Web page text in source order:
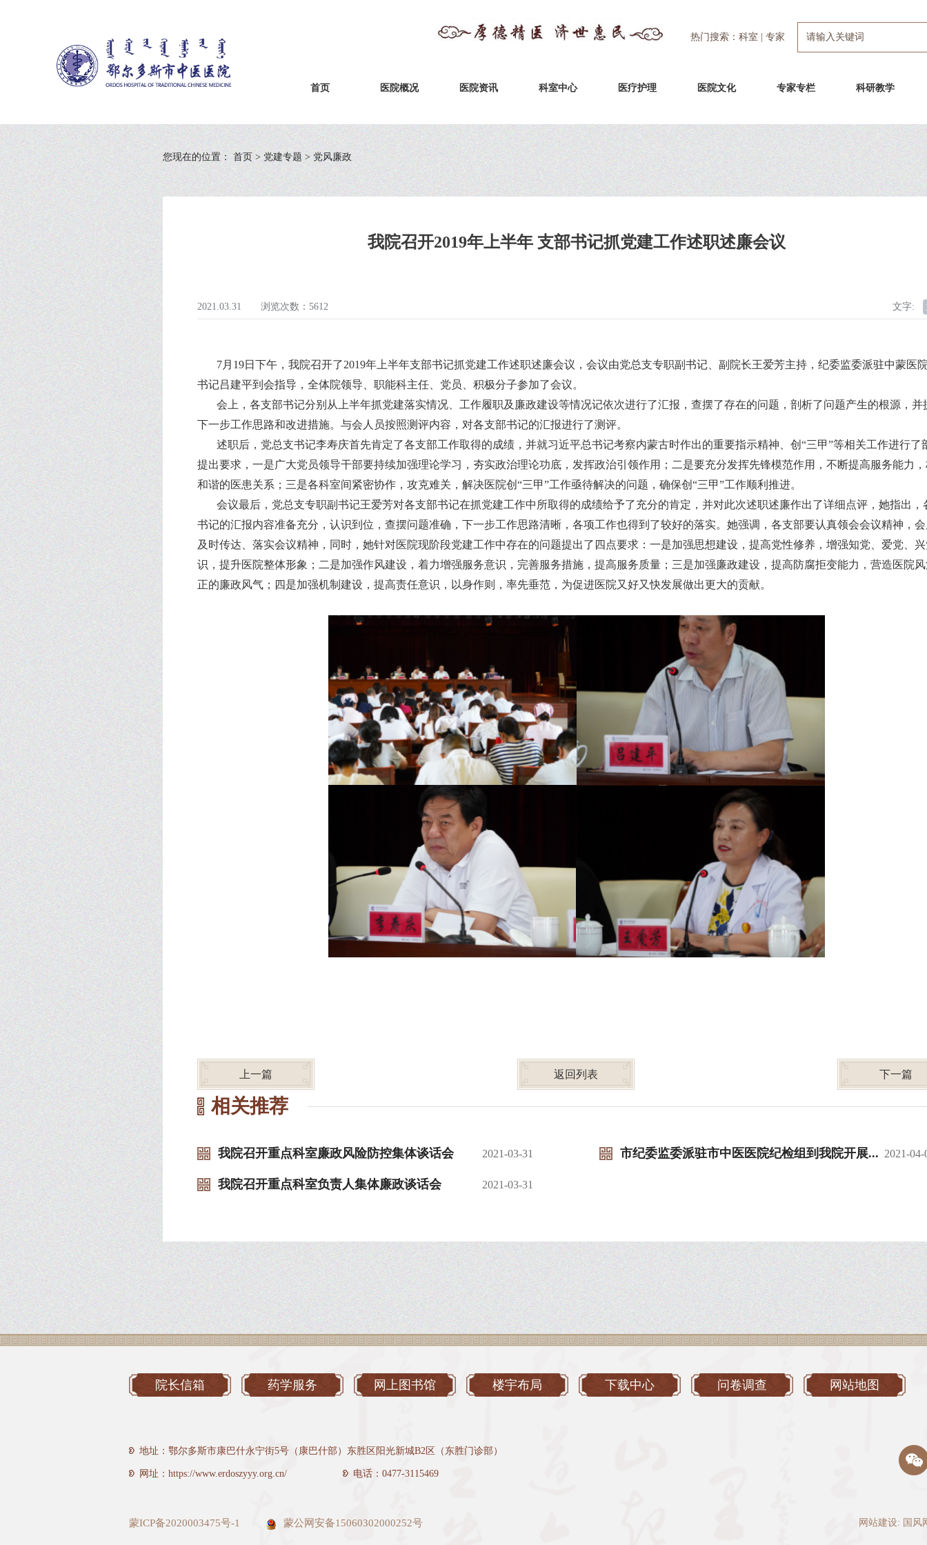
热门搜索： 科室 专家
首页 医院概况 医院资讯 科室中心 医疗护理 医院文化 专家专栏 科研教学
您现在的位置： 首页>党建专题 >党风廉政
我院召开2019年上半年 支部书记抓党建工作述职述廉会议
2021.03.31 浏览次数：5612 文字:
7月19日下午，我院召开了2019年上半年支部书记抓党建工作述职述廉会议，会议由党总支专职副书记、副院长王爱芳主持，纪委监委派驻中蒙医
书记吕建平到会指导，全体院领导、职能科主任、党员、积极分子参加了会议。
会上，各支部书记分别从上半年抓党建落实情况、工作履职及廉政建设等情况记依次进行了汇报，查摆了存在的问题，剖析了问题产生的根源，并
下一步工作思路和改进措施。与会人员按照测评内容，对各支部书记的汇报进行了测评。
述职后，党总支书记李寿庆首先肯定了各支部工作取得的成绩，并就习近平总书记考察内蒙古时作出的重要指示精神、创“三甲”等相关工作进行了
提出要求，一是广大党员领导干部要持续加强理论学习，夯实政治理论功底，发挥政治引领作用；二是要充分发挥先锋模范作用，不断提高服务能力
和谐的医患关系；三是各科室间紧密协作，攻克难关，解决医院创“三甲”工作亟待解决的问题，确保创“三甲”工作顺利推进。
会议最后，党总支专职副书记王爱芳对各支部书记在抓党建工作中所取得的成绩给予了充分的肯定，并对此次述职述廉作出了详细点评，她指出，
书记的汇报内容准备充分，认识到位，查摆问题准确，下一步工作思路清晰，各项工作也得到了较好的落实。她强调，各支部要认真领会会议精神，
及时传达、落实会议精神，同时，她针对医院现阶段党建工作中存在的问题提出了四点要求：一是加强思想建设，提高党性修养，增强知党、爱党、
识，提升医院整体形象；二是加强作风建设，着力增强服务意识，完善服务措施，提高服务质量；三是加强廉政建设，提高防腐拒变能力，营造医院
正的廉政风气；四是加强机制建设，提高责任意识，以身作则，率先垂范，为促进医院又好又快发展做出更大的贡献。
上一篇 返回列表 下一篇
相关推荐
我院召开重点科室廉政风险防控集体谈话会 2021-03-31 市纪委监委派驻市中医医院纪检组到我院开展... 2021-04-
我院召开重点科室负责人集体廉政谈话会 2021-03-31
院长信箱 药学服务 网上图书馆 楼宇布局 下载中心 问卷调查 网站地图
地址：鄂尔多斯市康巴什永宁街5号（康巴什部）东胜区阳光新城B2区（东胜门诊部）
网址：https://www.erdoszyyy.org.cn/ 电话：0477-3115469
蒙ICP备2020003475号-1 蒙公网安备15060302000252号 网站建设: 国风